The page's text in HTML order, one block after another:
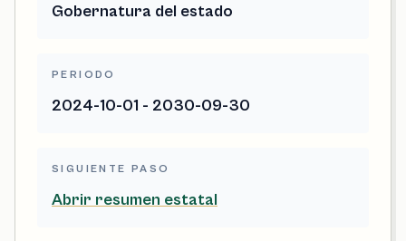
Gobernatura del estado
PERIODO
2024-10-01 - 2030-09-30
SIGUIENTE PASO
Abrir resumen estatal